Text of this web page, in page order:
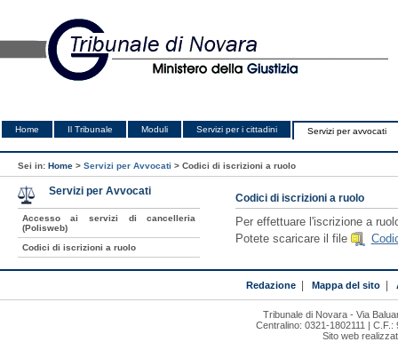
Home Il Tribunale Moduli Servizi per i cittadini Servizi per avvocati
Sei in: Home > Servizi per Avvocati > Codici di iscrizioni a ruolo
Codici di iscrizioni a ruolo
Per effettuare l'iscrizione a
Potete scaricare il file
Servizi per Avvocati
Accesso ai servizi di cancelleria
(Polisweb)
Codici di iscrizioni a ruolo
Redazione| Mappa del sito|
Tribunale di Novara - Via
Centralino: 0321-1802111 |
Sito web